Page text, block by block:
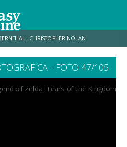
CHRISTOPHER NOLAN
GAMES ODISSEA JACOB BATALON
- FOTO 47/105